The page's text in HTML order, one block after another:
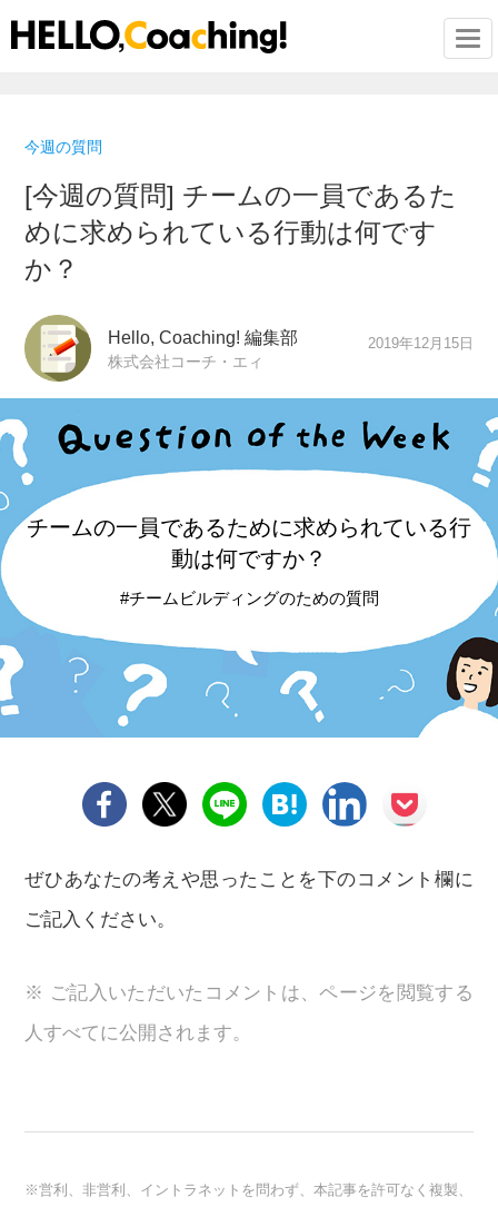
今週の質問
[今週の質問] チームの一員であるた
めに求められている行動は何です
か？
Hello, Coaching! 編集部
株式会社コーチ・エィ
2019年12月15日
チームの一員であるために求められている行
動は何ですか？
#チームビルディングのための質問
ぜひあなたの考えや思ったことを下のコメント欄に
ご記入ください。
※ ご記入いただいたコメントは、ページを閲覧する
人すべてに公開されます。
※営利、非営利、イントラネットを問わず、本記事を許可なく複製、